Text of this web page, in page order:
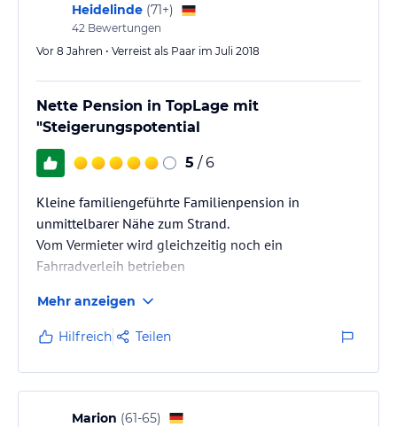
Heidelinde (71+)
42 Bewertungen
Vor 8 Jahren • Verreist als Paar im Juli 2018
Nette Pension in TopLage mit
"Steigerungspotential
5 / 6
Kleine familiengeführte Familienpension in
unmittelbarer Nähe zum Strand.
Vom Vermieter wird gleichzeitig noch ein
Fahrradverleih betrieben
Mehr anzeigen
Hilfreich Teilen
Marion (61-65)